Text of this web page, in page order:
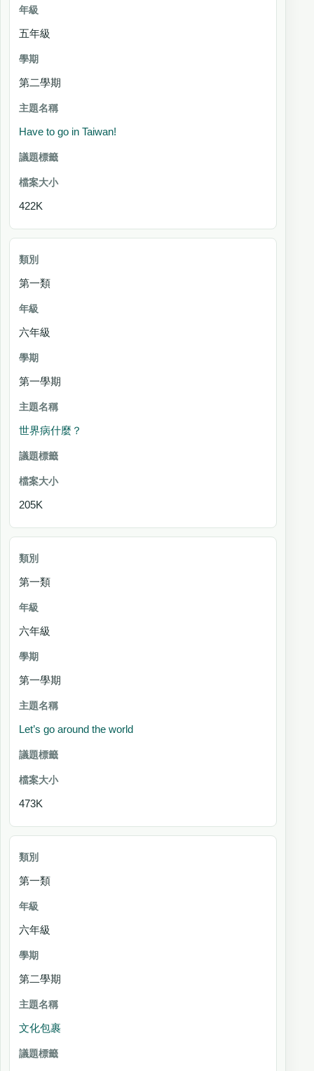
五年級
第二學期
Have to go in Taiwan!
422K
第一類
六年級
第一學期
世界病什麼？
205K
第一類
六年級
第一學期
Let’s go around the world
473K
第一類
六年級
第二學期
文化包裹